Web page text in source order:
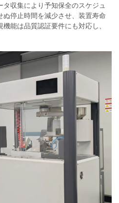
収集により予知保全のスケジュ
停止時間を減少させ、装置寿命
能は品質認証要件にも対応し、